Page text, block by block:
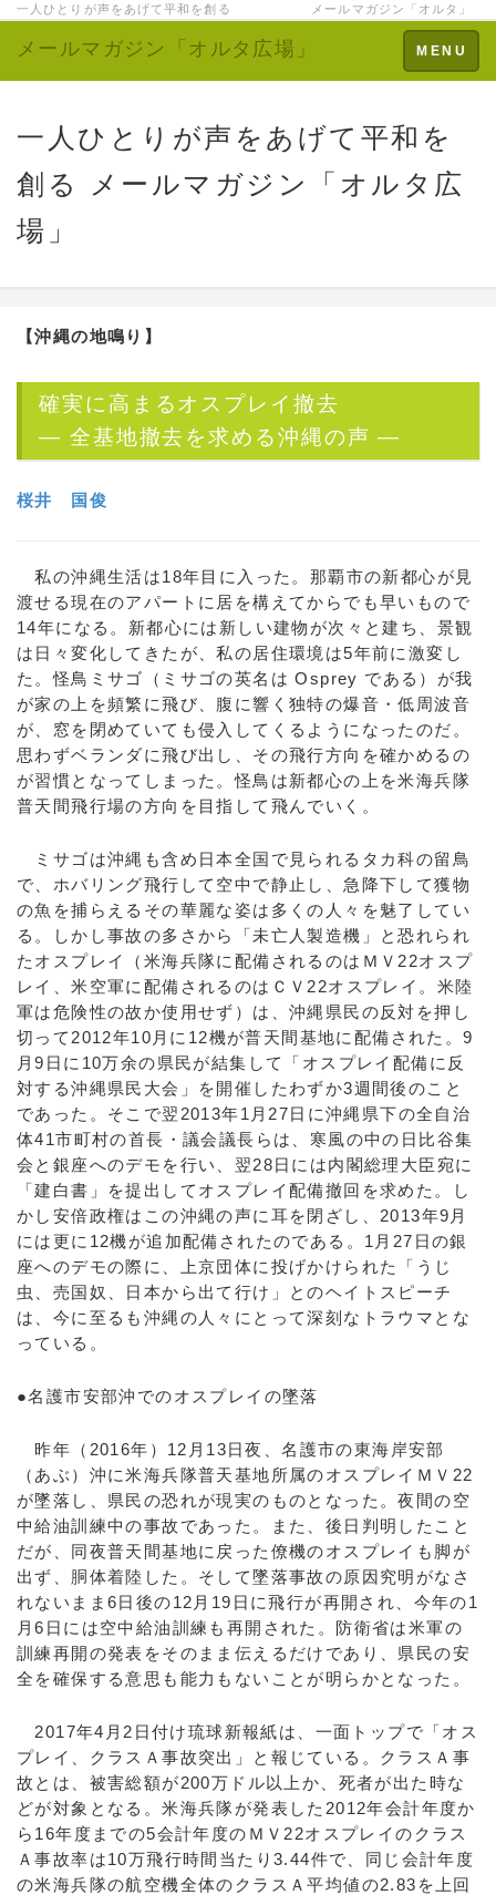
一人ひとりが声をあげて平和を創る メールマガジン「オルタ」
Toggle
navigation
MENU
メールマガジン「オルタ広場」
一人ひとりが声をあげて平和を
創る メールマガジン「オルタ広
場」
【沖縄の地鳴り】
確実に高まるオスプレイ撤去
― 全基地撤去を求める沖縄の声 ―
桜井 国俊
私の沖縄生活は18年目に入った。那覇市の新都心が見
渡せる現在のアパートに居を構えてからでも早いもので
14年になる。新都心には新しい建物が次々と建ち、景観
は日々変化してきたが、私の居住環境は5年前に激変し
た。怪鳥ミサゴ（ミサゴの英名は Osprey である）が我
が家の上を頻繁に飛び、腹に響く独特の爆音・低周波音
が、窓を閉めていても侵入してくるようになったのだ。
思わずベランダに飛び出し、その飛行方向を確かめるの
が習慣となってしまった。怪鳥は新都心の上を米海兵隊
普天間飛行場の方向を目指して飛んでいく。
ミサゴは沖縄も含め日本全国で見られるタカ科の留鳥
で、ホバリング飛行して空中で静止し、急降下して獲物
の魚を捕らえるその華麗な姿は多くの人々を魅了してい
る。しかし事故の多さから「未亡人製造機」と恐れられ
たオスプレイ（米海兵隊に配備されるのはＭＶ22オスプ
レイ、米空軍に配備されるのはＣＶ22オスプレイ。米陸
軍は危険性の故か使用せず）は、沖縄県民の反対を押し
切って2012年10月に12機が普天間基地に配備された。9
月9日に10万余の県民が結集して「オスプレイ配備に反
対する沖縄県民大会」を開催したわずか3週間後のこと
であった。そこで翌2013年1月27日に沖縄県下の全自治
体41市町村の首長・議会議長らは、寒風の中の日比谷集
会と銀座へのデモを行い、翌28日には内閣総理大臣宛に
「建白書」を提出してオスプレイ配備撤回を求めた。し
かし安倍政権はこの沖縄の声に耳を閉ざし、2013年9月
には更に12機が追加配備されたのである。1月27日の銀
座へのデモの際に、上京団体に投げかけられた「うじ
虫、売国奴、日本から出て行け」とのヘイトスピーチ
は、今に至るも沖縄の人々にとって深刻なトラウマとな
っている。
●名護市安部沖でのオスプレイの墜落
昨年（2016年）12月13日夜、名護市の東海岸安部
（あぶ）沖に米海兵隊普天基地所属のオスプレイＭＶ22
が墜落し、県民の恐れが現実のものとなった。夜間の空
中給油訓練中の事故であった。また、後日判明したこと
だが、同夜普天間基地に戻った僚機のオスプレイも脚が
出ず、胴体着陸した。そして墜落事故の原因究明がなさ
れないまま6日後の12月19日に飛行が再開され、今年の1
月6日には空中給油訓練も再開された。防衛省は米軍の
訓練再開の発表をそのまま伝えるだけであり、県民の安
全を確保する意思も能力もないことが明らかとなった。
2017年4月2日付け琉球新報紙は、一面トップで「オス
プレイ、クラスＡ事故突出」と報じている。クラスＡ事
故とは、被害総額が200万ドル以上か、死者が出た時な
どが対象となる。米海兵隊が発表した2012年会計年度か
ら16年度までの5会計年度のＭＶ22オスプレイのクラス
Ａ事故率は10万飛行時間当たり3.44件で、同じ会計年度
の米海兵隊の航空機全体のクラスＡ平均値の2.83を上回